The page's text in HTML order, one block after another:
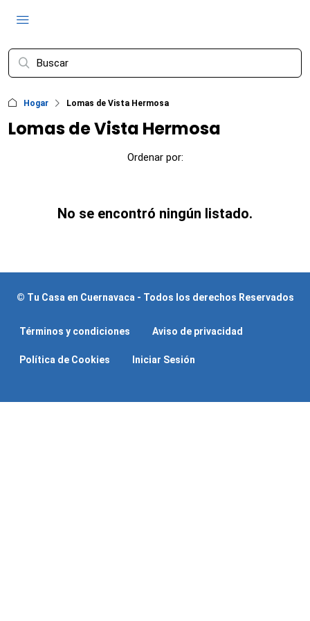
Hogar Lomas de Vista Hermosa
Lomas de Vista Hermosa
Ordenar por:
No se encontró ningún listado.
© Tu Casa en Cuernavaca - Todos los derechos Reservados
Términos y condiciones Aviso de privacidad
Política de Cookies Iniciar Sesión